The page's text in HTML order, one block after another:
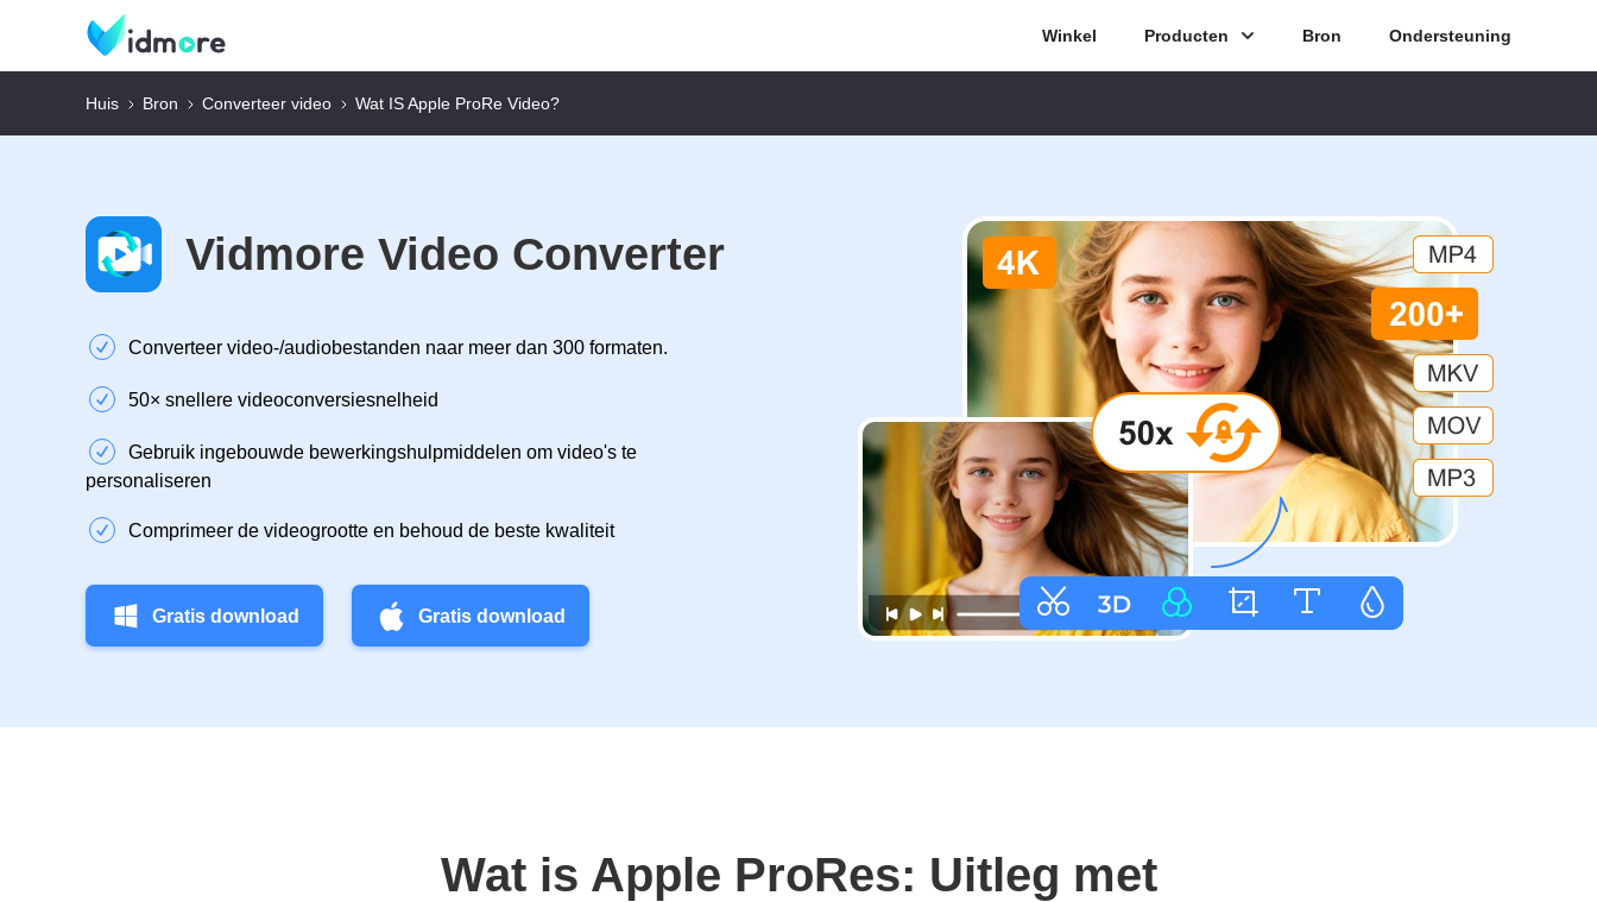
Winkel Producten Bron Ondersteuning
Huis Bron Converteer video Wat IS Apple ProRe Video?
Vidmore Video Converter
Converteer video-/audiobestanden naar meer dan 300 formaten.
50× snellere videoconversiesnelheid
Gebruik ingebouwde bewerkingshulpmiddelen om video's te
personaliseren
Comprimeer de videogrootte en behoud de beste kwaliteit
Gratis download Gratis download
Wat is Apple ProRes: Uitleg met